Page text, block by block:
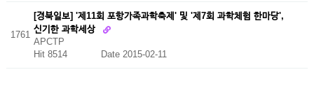
1761
[경북일보] '제11회 포항가족과학축제' 및 '제7회 과학체험 한마당',
신기한 과학세상
APCTP
Hit 8514 Date 2015-02-11